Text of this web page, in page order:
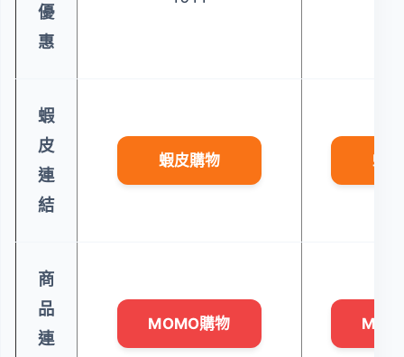
優
惠
蝦
皮
連
結
蝦皮購物 蝦
商
品
連
MOMO購物